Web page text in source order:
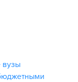
вузы